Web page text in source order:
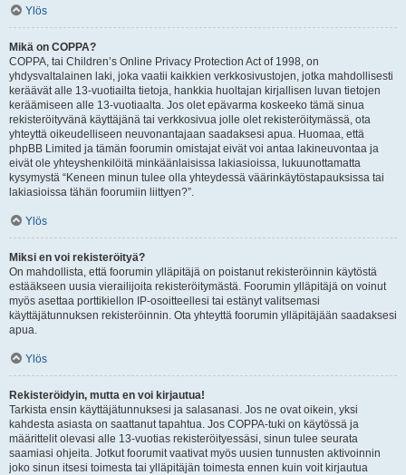
Ylös
Mikä on COPPA?
COPPA, tai Children’s Online Privacy Protection Act of 1998, on
yhdysvaltalainen laki, joka vaatii kaikkien verkkosivustojen, jotka mahdollisesti
keräävät alle 13-vuotiailta tietoja, hankkia huoltajan kirjallisen luvan tietojen
keräämiseen alle 13-vuotiaalta. Jos olet epävarma koskeeko tämä sinua
rekisteröityvänä käyttäjänä tai verkkosivua jolle olet rekisteröitymässä, ota
yhteyttä oikeudelliseen neuvonantajaan saadaksesi apua. Huomaa, että
phpBB Limited ja tämän foorumin omistajat eivät voi antaa lakineuvontaa ja
eivät ole yhteyshenkilöitä minkäänlaisissa lakiasioissa, lukuunottamatta
kysymystä “Keneen minun tulee olla yhteydessä väärinkäytöstapauksissa tai
lakiasioissa tähän foorumiin liittyen?”.
Ylös
Miksi en voi rekisteröityä?
On mahdollista, että foorumin ylläpitäjä on poistanut rekisteröinnin käytöstä
estääkseen uusia vierailijoita rekisteröitymästä. Foorumin ylläpitäjä on voinut
myös asettaa porttikiellon IP-osoitteellesi tai estänyt valitsemasi
käyttäjätunnuksen rekisteröinnin. Ota yhteyttä foorumin ylläpitäjään saadaksesi
apua.
Ylös
Rekisteröidyin, mutta en voi kirjautua!
Tarkista ensin käyttäjätunnuksesi ja salasanasi. Jos ne ovat oikein, yksi
kahdesta asiasta on saattanut tapahtua. Jos COPPA-tuki on käytössä ja
määrittelit olevasi alle 13-vuotias rekisteröityessäsi, sinun tulee seurata
saamiasi ohjeita. Jotkut foorumit vaativat myös uusien tunnusten aktivoinnin
joko sinun itsesi toimesta tai ylläpitäjän toimesta ennen kuin voit kirjautua